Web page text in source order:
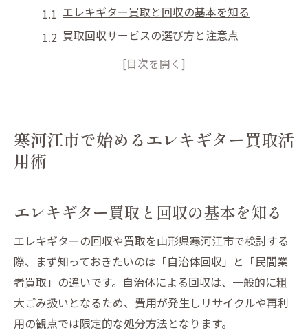
エレキギター買取と回収の基本を知る
買取回収サービスの選び方と注意点
高く売るためのエレキギター事前準備法
買取も視野に入れた回収方法を解説
エレキギター買取回収の申込手順と流れ
買取査定のポイントと回収の連携方法
回収から買取までのスムーズな進め方
不要なエレキギター回収で安心片付け
エレキギター回収で片付けがラクになる理
由
寒河江市で始めるエレキギター買取活
用術
エレキギター買取と回収の基本を知る
エレキギターの回収や買取を山形県寒河江市で検討する
際、まず知っておきたいのは「自治体回収」と「民間業
者買取」の違いです。自治体による回収は、一般的に粗
大ごみ扱いとなるため、費用が発生しリサイクルや再利
用の観点では限定的な処分方法となります。